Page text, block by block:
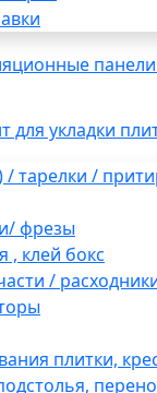
панели
для укладки
тарелки /
фрезы
, клей бокс
/
плитки,